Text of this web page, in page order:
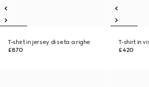
T-shirt in jersey di seta a righe
£870
T-shirt in
£420